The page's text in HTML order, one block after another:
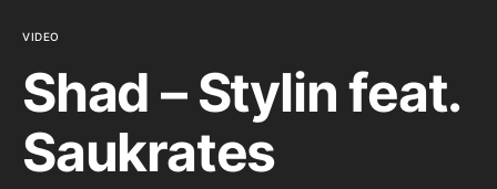
VIDEO
Shad – Stylin feat.
Saukrates